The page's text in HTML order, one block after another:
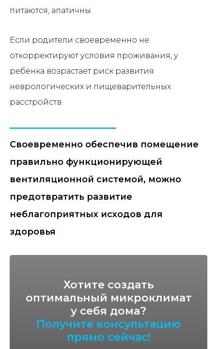
питаются, апатичны.
Если родители своевременно не
откорректируют условия проживания, у
ребёнка возрастает риск развития
неврологических и пищеварительных
расстройств.
Своевременно обеспечив помещение
правильно функционирующей
вентиляционной системой, можно
предотвратить развитие
неблагоприятных исходов для
здоровья
Хотите создать
оптимальный микроклимат
у себя дома?
Получите консультацию
прямо сейчас!